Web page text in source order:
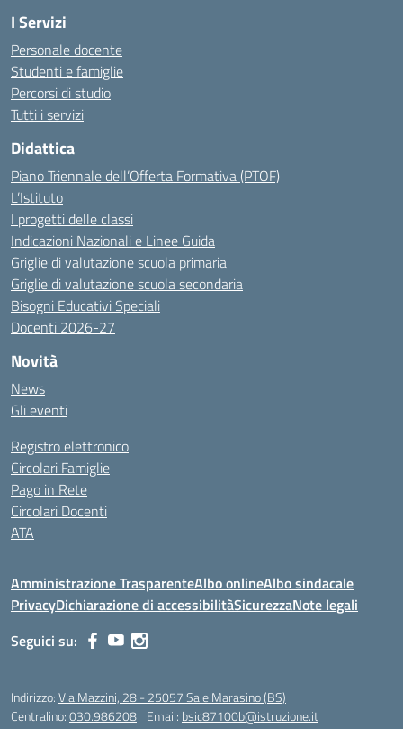
I Servizi
Personale docente
Studenti e famiglie
Percorsi di studio
Tutti i servizi
Didattica
Piano Triennale dell’Offerta Formativa (PTOF)
L’Istituto
I progetti delle classi
Indicazioni Nazionali e Linee Guida
Griglie di valutazione scuola primaria
Griglie di valutazione scuola secondaria
Bisogni Educativi Speciali
Docenti 2026-27
Novità
News
Gli eventi
Registro elettronico
Circolari Famiglie
Pago in Rete
Circolari Docenti
ATA
Amministrazione TrasparenteAlbo onlineAlbo sindacale
PrivacyDichiarazione di accessibilitàSicurezzaNote legali
Seguici su:
Indirizzo:Via Mazzini, 28 - 25057 Sale Marasino (BS)
Centralino:030.986208 Email: bsic87100b@istruzione.it